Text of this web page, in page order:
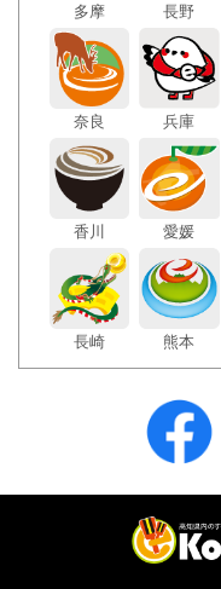
多摩 長野
奈良 兵庫
香川 愛媛
長崎 熊本